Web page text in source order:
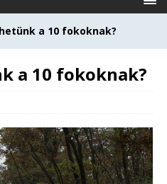
a 10 fokoknak?
a 10 fokoknak?